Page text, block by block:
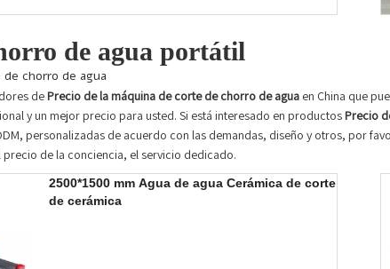
de agua portátil
chorro de agua
de Precio de la máquina de corte de chorro de agua en China que
y un mejor precio para usted. Si está interesado en productos Precio
personalizadas de acuerdo con las demandas, diseño y otros, por
de la conciencia, el servicio dedicado.
2500*1500 mm Agua de agua Cerámica de corte
de cerámica